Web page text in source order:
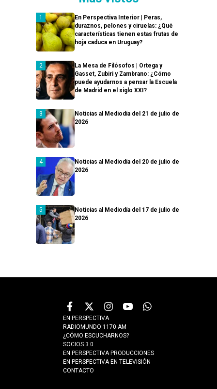
En Perspectiva Interior | Peras,
duraznos, pelones y ciruelas: ¿Qué
características tienen estas frutas de
hoja caduca en Uruguay?
La Mesa de Filósofos | Ortega y
Gasset, Zubiri y Zambrano: ¿Cómo
puede ayudarnos a pensar la Escuela
de Madrid en el siglo XXI?
Noticias al Mediodía del 21 de julio de
2026
Noticias al Mediodía del 20 de julio de
2026
Noticias al Mediodía del 17 de julio de
2026
EN PERSPECTIVA
RADIOMUNDO 1170 AM
¿CÓMO ESCUCHARNOS?
SOCIOS 3.0
EN PERSPECTIVA PRODUCCIONES
EN PERSPECTIVA EN TELEVISIÓN
CONTACTO